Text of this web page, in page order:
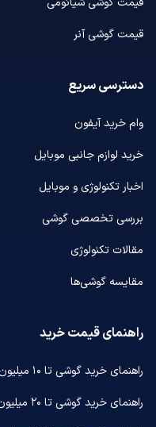
قیمت گوشی آنر
دسترسی سریع
وام خرید آیفون
خرید لوازم جانبی موبایل
اخبار تکنولوژی و موبایل
بررسی تخصصی گوشی
مقالات تکنولوژی
مقایسه گوشی‌ها
راهنمای قیمت خرید
راهنمای خرید گوشی تا ۱۰ میلیون
راهنمای خرید گوشی تا ۲۰ میلیون